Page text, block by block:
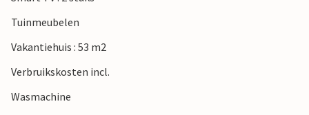
Tuinmeubelen
Vakantiehuis : 53 m2
Verbruikskosten incl.
Wasmachine